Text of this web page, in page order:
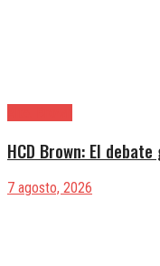
HCD Brown: El
7 agosto, 2026